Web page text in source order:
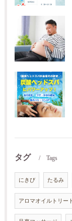
タグ Tags
にきび たるみ
アロマオイルトリー